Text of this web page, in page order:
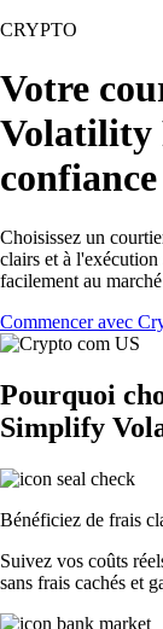
CRYPTO
Votre
Volatility
Choisissez un
clairs et à
facilement au
Commencer avec
Pourquoi
Simplify
Bénéficiez de frais
Suivez vos coûts
sans frais cachés et